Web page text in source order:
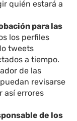
quién estará a
para las
los perfiles
tweets
a tiempo.
de las
revisarse
así errores
de los